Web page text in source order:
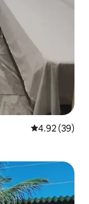
Calificación
4.92 (39)